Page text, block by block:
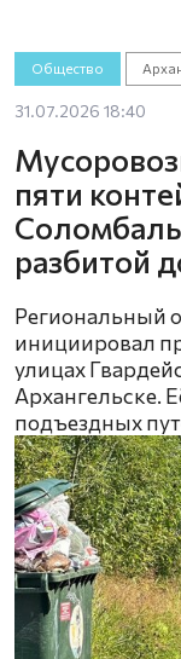
Общество
31.07.2026 18:40
пяти
разбитой
Региональный
инициировал
улицах
Архангельске.
подъездных